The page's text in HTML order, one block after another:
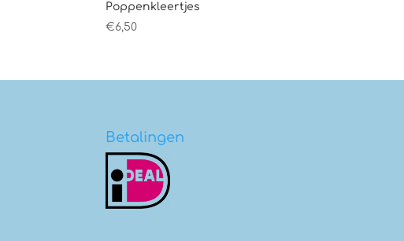
Poppenkleertjes
€6,50
Betalingen